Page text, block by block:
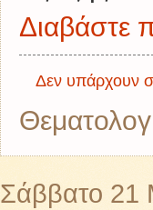
Διαβάστε
Δεν υπάρχουν
Σάββατο 21